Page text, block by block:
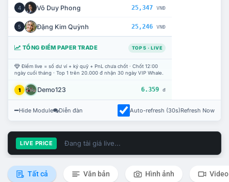
4 Võ Duy Phong 25,347 VNĐ
5 Đặng Kim Quỳnh 25,246 VNĐ
TỔNG ĐIỂM PAPER TRADE TOP 5 · LIVE
Điểm live = số dư ví + ký quỹ + PnL chưa chốt · Chốt 12:00
ngày cuối tháng · Top 1 trên 20.000 đ nhận 30 ngày VIP Whale.
1 Demo123 6.359 đ
Hide Module Diễn đàn Auto-refresh (30s)Refresh Now
LIVE PRICE Đang tải giá live...
Tất cả Văn bản Hình ảnh Video